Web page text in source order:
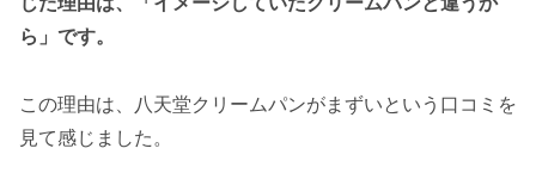
ら」です。
この理由は、八天堂クリームパンがまずいという口コミを
見て感じました。